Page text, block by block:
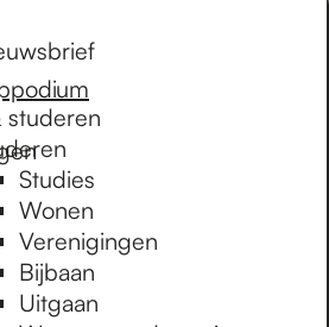
studeren
Studies
Wonen
Verenigingen
Bijbaan
Uitgaan